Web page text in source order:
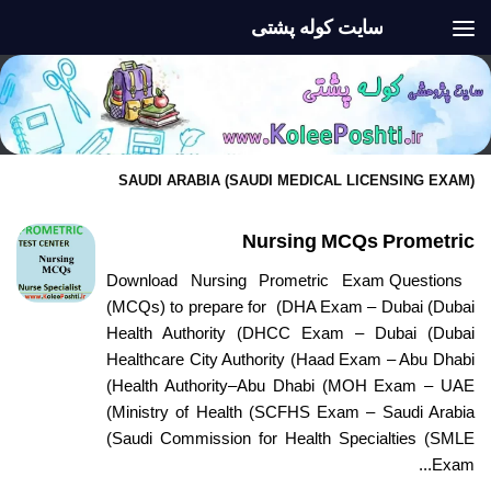
سایت کوله پشتی
SAUDI ARABIA (SAUDI MEDICAL LICENSING EXAM)
Nursing MCQs Prometric
Download Nursing Prometric Exam Questions
(MCQs) to prepare for (DHA Exam – Dubai (Dubai
Health Authority (DHCC Exam – Dubai (Dubai
Healthcare City Authority (Haad Exam – Abu Dhabi
(Health Authority–Abu Dhabi (MOH Exam – UAE
(Ministry of Health (SCFHS Exam – Saudi Arabia
(Saudi Commission for Health Specialties (SMLE
Exam...